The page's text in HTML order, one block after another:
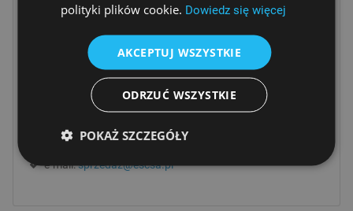
'dodatkowymi modułami' takimi jak obsługa drukarek
fiskalnych, dodatkowy magazyn, współpraca z centralą
telefoniczną itp.
Przed zakupem skontaktuj się z nami - dobierzemy
Tel:12 656 51 58
e-mail:sprzedaz@escsa.pl
polityki plików cookie. Dowiedz się więcej
AKCEPTUJ WSZYSTKIE
ODRZUĆ WSZYSTKIE
POKAŻ SZCZEGÓŁY